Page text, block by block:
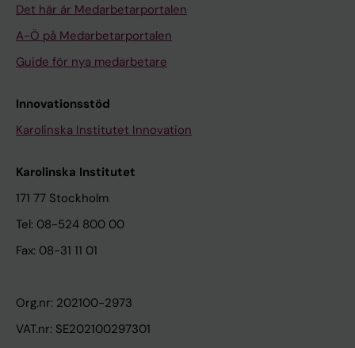
Det här är Medarbetarportalen
A-Ö på Medarbetarportalen
Guide för nya medarbetare
Innovationsstöd
Karolinska Institutet Innovation
Karolinska Institutet
171 77 Stockholm
Tel: 08-524 800 00
Fax: 08-31 11 01
Org.nr: 202100-2973
VAT.nr: SE202100297301